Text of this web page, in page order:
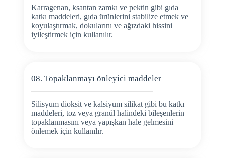
Karragenan, ksantan zamkı ve pektin gibi gıda
katkı maddeleri, gıda ürünlerini stabilize etmek ve
koyulaştırmak, dokularını ve ağızdaki hissini
iyileştirmek için kullanılır.
08. Topaklanmayı önleyici maddeler
Silisyum dioksit ve kalsiyum silikat gibi bu katkı
maddeleri, toz veya granül halindeki bileşenlerin
topaklanmasını veya yapışkan hale gelmesini
önlemek için kullanılır.